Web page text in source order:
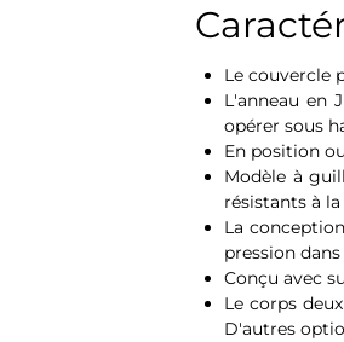
Le couvercle
L'anneau en
opérer sous
En position
Modèle à
résistants à
La
pression
Conçu avec
Le corps
D'autres